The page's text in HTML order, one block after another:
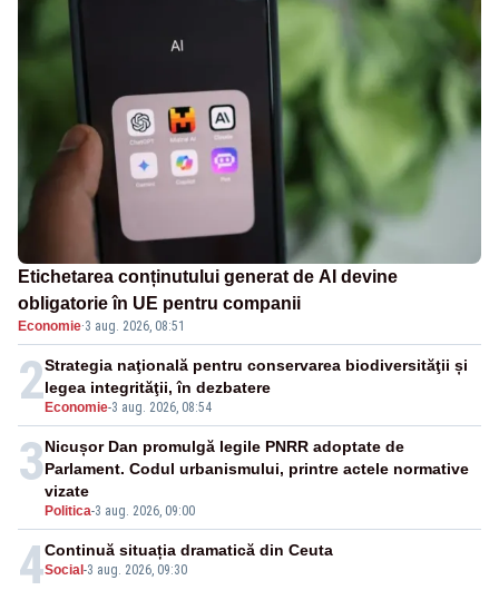
Etichetarea conținutului generat de AI devine
obligatorie în UE pentru companii
Economie·3 aug. 2026, 08:51
2 Economie-3 aug. 2026, 08:54
Strategia naţională pentru conservarea biodiversităţii și
legea integrităţii, în dezbatere
3
Politica-3 aug. 2026, 09:00
Nicușor Dan promulgă legile PNRR adoptate de
Parlament. Codul urbanismului, printre actele normative
vizate
4Social -3 aug. 2026, 09:30
Continuă situația dramatică din Ceuta